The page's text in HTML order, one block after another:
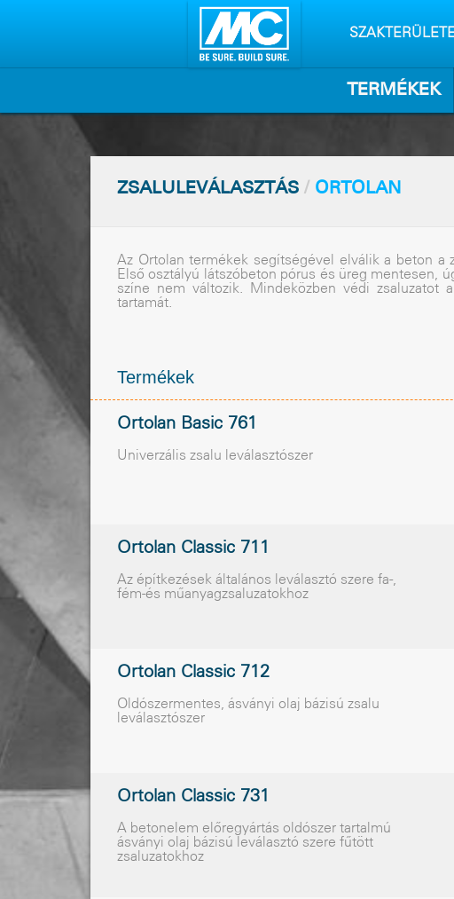
TERMÉKEK
ZSALULEVÁLASZTÁS / ORTOLAN
Az Ortolan termékek segítségével elválik a beton a
Elsõ osztályú látszóbeton pórus és üreg mentesen,
színe nem változik. Mindeközben védi zsaluzatot
tartamát.
Termékek
Ortolan Basic 761
Univerzális zsalu leválasztószer
Ortolan Classic 711
Az építkezések általános leválasztó szere fa-,
fém-és mûanyagzsaluzatokhoz
Ortolan Classic 712
Oldószermentes, ásványi olaj bázisú zsalu
leválasztószer
Ortolan Classic 731
A betonelem elõregyártás oldószer tartalmú
ásványi olaj bázisú leválasztó szere fûtött
zsaluzatokhoz